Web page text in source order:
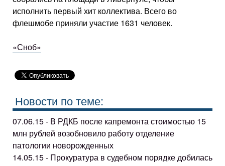
исполнить первый хит коллектива. Всего во
флешмобе приняли участие 1631 человек.
«Сноб»
Новости по теме:
07.06.15 - В РДКБ после капремонта стоимостью 15
млн рублей возобновило работу отделение
патологии новорожденных
14.05.15 - Прокуратура в судебном порядке добилась